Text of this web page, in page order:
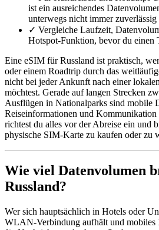
ist ein ausreichendes
unterwegs nicht immer
✓ Vergleiche Laufzeit,
Hotspot-Funktion, bevor du einen
Eine eSIM für Russland ist praktisch,
oder einem Roadtrip durch das
nicht bei jeder Ankunft nach einer
möchtest. Gerade auf langen Strecken
Ausflügen in Nationalparks sind mobile
Reiseinformationen und
richtest du alles vor der Abreise ein und
physische SIM-Karte zu kaufen oder zu
Wie viel Datenvolumen
Russland?
Wer sich hauptsächlich in Hotels oder
WLAN-Verbindung aufhält und mobiles